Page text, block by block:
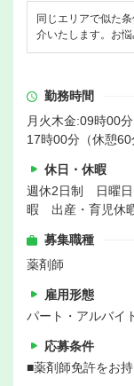
同じエリアで似た
介いたします。お
勤務時間
月火木金:09時00
17時00分（休憩
休日・休暇
週休2日制 日曜
暇 出産・育児休
募集職種
薬剤師
雇用形態
パート・アルバイ
応募条件
■薬剤師免許をお